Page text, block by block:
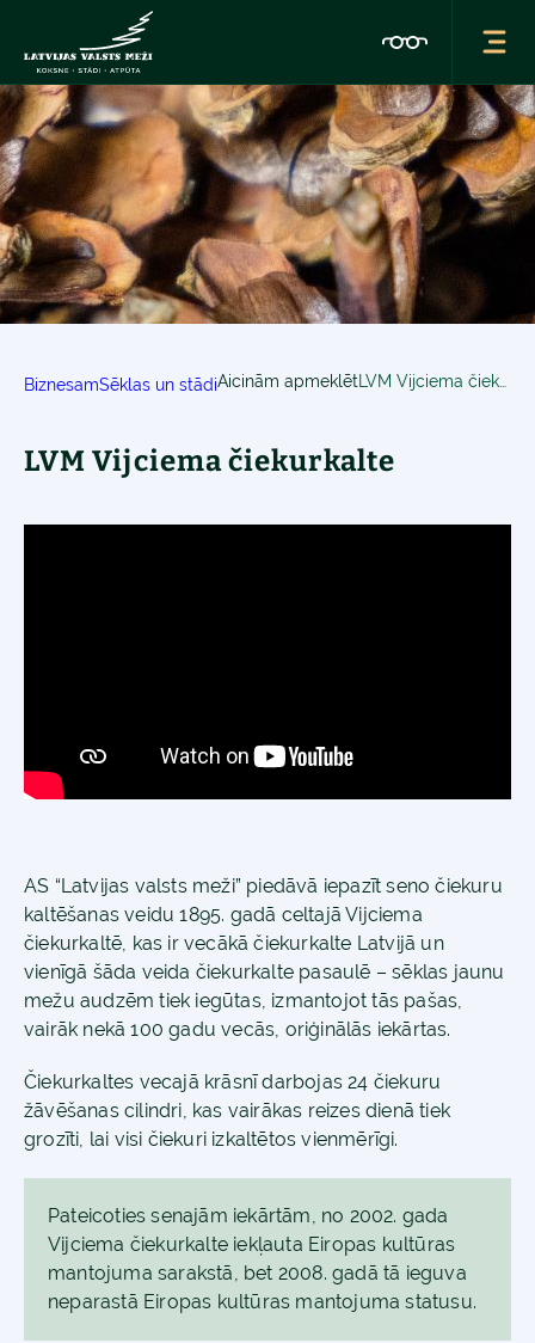
BiznesamSēklas un stādiAicinām apmeklēt
LVM Vijciema čiekurkalte
AS “Latvijas valsts meži” piedāvā iepazīt seno čiekuru
kaltēšanas veidu 1895. gadā celtajā Vijciema
čiekurkaltē, kas ir vecākā čiekurkalte Latvijā un
vienīgā šāda veida čiekurkalte pasaulē – sēklas jaunu
mežu audzēm tiek iegūtas, izmantojot tās pašas,
vairāk nekā 100 gadu vecās, oriģinālās iekārtas.
Čiekurkaltes vecajā krāsnī darbojas 24 čiekuru
žāvēšanas cilindri, kas vairākas reizes dienā tiek
grozīti, lai visi čiekuri izkaltētos vienmērīgi.
Pateicoties senajām iekārtām, no 2002. gada
Vijciema čiekurkalte iekļauta Eiropas kultūras
mantojuma sarakstā, bet 2008. gadā tā ieguva
neparastā Eiropas kultūras mantojuma statusu.